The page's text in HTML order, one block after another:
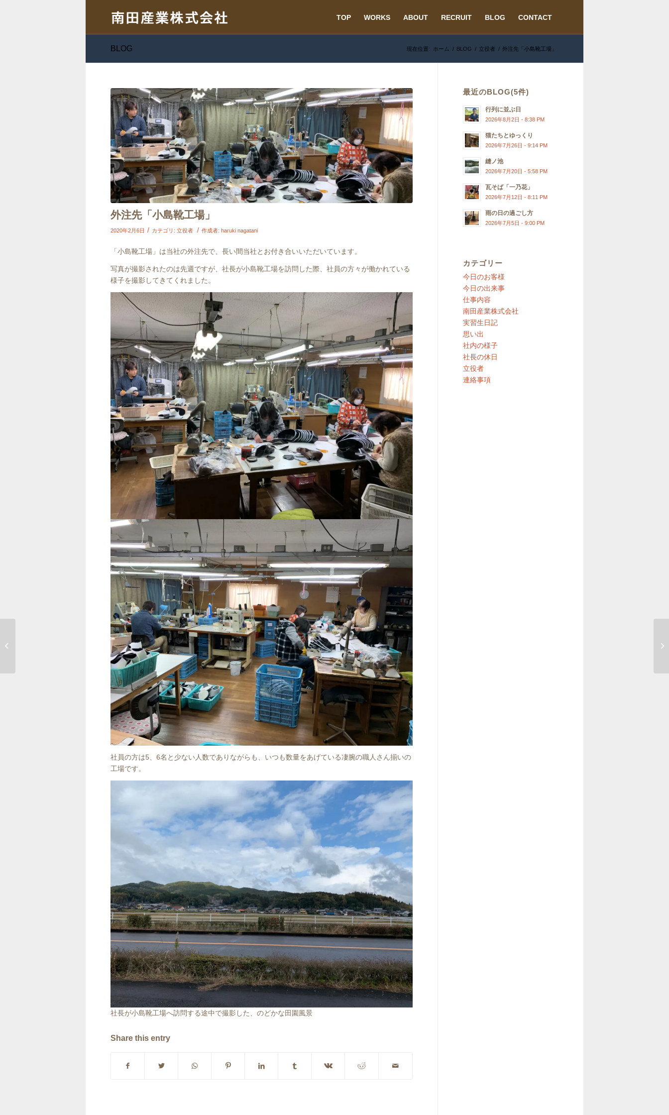
TOP WORKS ABOUT RECRUIT BLOG CONTACT
BLOG 現在位置: ホーム / BLOG / 立役者 / 外注先「小島靴工場」
外注先「小島靴工場」
2020年2月6日 / カテゴリ: 立役者 / 作成者: haruki nagatani
「小島靴工場」は当社の外注先で、長い間当社とお付き合いいただいています。
写真が撮影されたのは先週ですが、社長が小島靴工場を訪問した際、社員の方々が働かれている
様子を撮影してきてくれました。
社員の方は5、6名と少ない人数でありながらも、いつも数量をあげている凄腕の職人さん揃いの
工場です。
社長が小島靴工場へ訪問する途中で撮影した、のどかな田園風景
Share this entry
最近のBLOG(5件)
行列に並ぶ日
2026年8月2日 - 8:38 PM
猫たちとゆっくり
2026年7月26日 - 9:14 PM
縫ノ池
2026年7月20日 - 5:58 PM
瓦そば「一乃花」
2026年7月12日 - 8:11 PM
雨の日の過ごし方
2026年7月5日 - 9:00 PM
カテゴリー
今日のお客様
今日の出来事
仕事内容
南田産業株式会社
実習生日記
思い出
社内の様子
社長の休日
立役者
連絡事項